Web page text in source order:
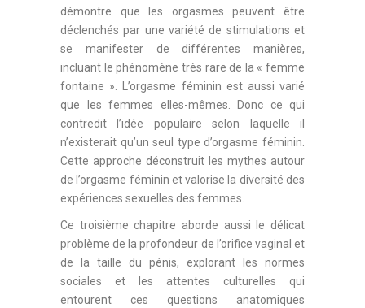
démontre que les orgasmes peuvent être
déclenchés par une variété de stimulations et
se manifester de différentes manières,
incluant le phénomène très rare de la « femme
fontaine ». L’orgasme féminin est aussi varié
que les femmes elles-mêmes. Donc ce qui
contredit l’idée populaire selon laquelle il
n’existerait qu’un seul type d’orgasme féminin.
Cette approche déconstruit les mythes autour
de l’orgasme féminin et valorise la diversité des
expériences sexuelles des femmes.
Ce troisième chapitre aborde aussi le délicat
problème de la profondeur de l’orifice vaginal et
de la taille du pénis, explorant les normes
sociales et les attentes culturelles qui
entourent ces questions anatomiques